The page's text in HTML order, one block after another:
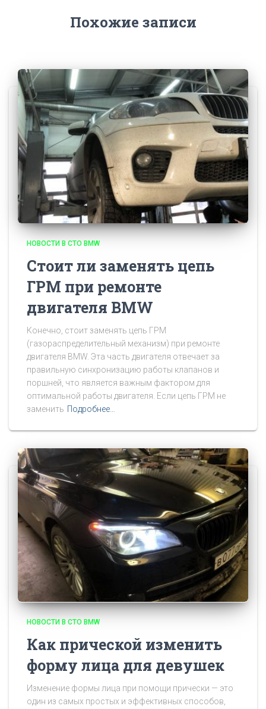
Похожие записи
НОВОСТИ В СТО BMW
Стоит ли заменять цепь
ГРМ при ремонте
двигателя BMW
Конечно, стоит заменять цепь ГРМ
(газораспределительный механизм) при ремонте
двигателя BMW. Эта часть двигателя отвечает за
правильную синхронизацию работы клапанов и
поршней, что является важным фактором для
оптимальной работы двигателя. Если цепь ГРМ не
заменить Подробнее…
НОВОСТИ В СТО BMW
Как прической изменить
форму лица для девушек
Изменение формы лица при помощи прически — это
один из самых простых и эффективных способов,